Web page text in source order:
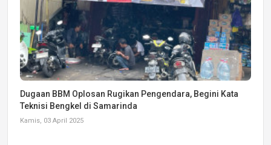
Dugaan BBM Oplosan Rugikan Pengendara, Begini Kata
Teknisi Bengkel di Samarinda
Kamis, 03 April 2025